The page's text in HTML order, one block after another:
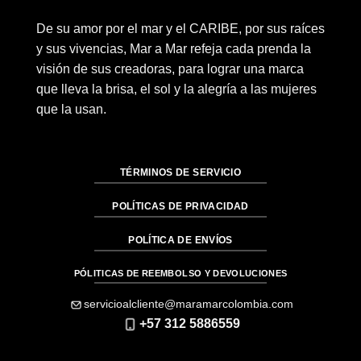
De su amor por el mar y el CARIBE, por sus raíces
y sus vivencias, Mar a Mar refeja cada prenda la
visión de sus creadoras, para lograr una marca
que lleva la brisa, el sol y la alegría a las mujeres
que la usan.
TÉRMINOS DE SERVICIO
POLÍTICAS DE PRIVACIDAD
POLÍTICA DE ENVÍOS
PÓLITICAS DE REEMBOLSO Y DEVOLUCIONES
servicioalcliente@maramarcolombia.com
+57 312 5886559